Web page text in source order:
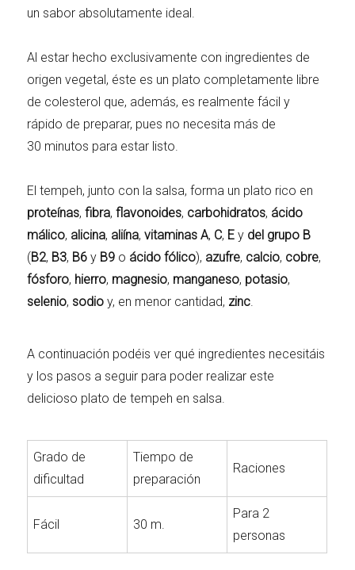
un sabor absolutamente ideal.
Al estar hecho exclusivamente con ingredientes de
origen vegetal, éste es un plato completamente libre
de colesterol que, además, es realmente fácil y
rápido de preparar, pues no necesita más de
30 minutos para estar listo.
El tempeh, junto con la salsa, forma un plato rico en
proteínas,fibra,flavonoides, carbohidratos, ácido
málico, alicina, aliína,vitaminas A, C, E y del grupo B
(B2, B3, B6 y B9 o ácido fólico), azufre, calcio, cobre,
fósforo, hierro, magnesio, manganeso, potasio,
selenio, sodio y, en menor cantidad, zinc.
A continuación podéis ver qué ingredientes necesitáis
y los pasos a seguir para poder realizar este
delicioso plato de tempeh en salsa.
Grado de
dificultad
Tiempo de
preparación
Raciones
Fácil 30 m.
Para 2
personas